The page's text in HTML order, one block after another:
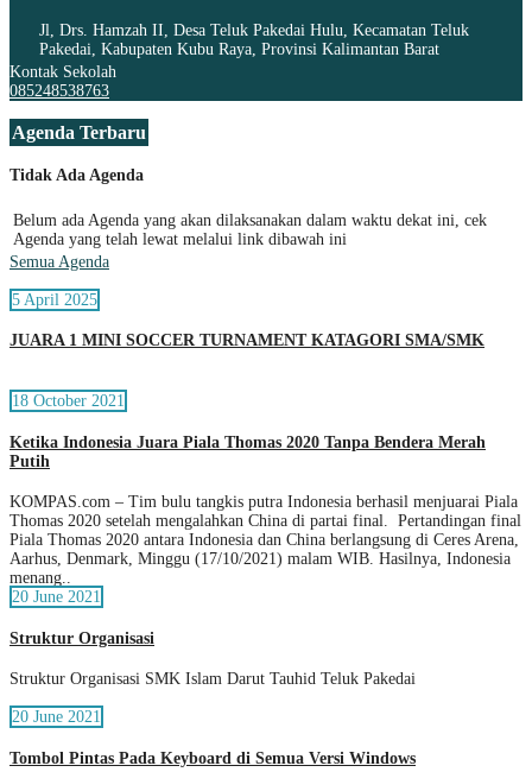
Jl, Drs. Hamzah II, Desa Teluk Pakedai Hulu, Kecamatan Teluk
Pakedai, Kabupaten Kubu Raya, Provinsi Kalimantan Barat
Kontak Sekolah
085248538763
Agenda Terbaru
Tidak Ada Agenda
Belum ada Agenda yang akan dilaksanakan dalam waktu dekat ini, cek
Agenda yang telah lewat melalui link dibawah ini
Semua Agenda
5 April 2025
JUARA 1 MINI SOCCER TURNAMENT KATAGORI SMA/SMK
18 October 2021
Ketika Indonesia Juara Piala Thomas 2020 Tanpa Bendera Merah
Putih
KOMPAS.com – Tim bulu tangkis putra Indonesia berhasil menjuarai Piala
Thomas 2020 setelah mengalahkan China di partai final. Pertandingan final
Piala Thomas 2020 antara Indonesia dan China berlangsung di Ceres Arena,
Aarhus, Denmark, Minggu (17/10/2021) malam WIB. Hasilnya, Indonesia
menang..
20 June 2021
Struktur Organisasi
Struktur Organisasi SMK Islam Darut Tauhid Teluk Pakedai
20 June 2021
Tombol Pintas Pada Keyboard di Semua Versi Windows